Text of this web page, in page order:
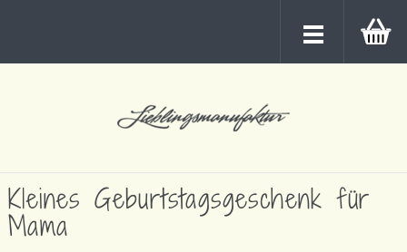
Kleines Geburtstagsgeschenk für
Mama